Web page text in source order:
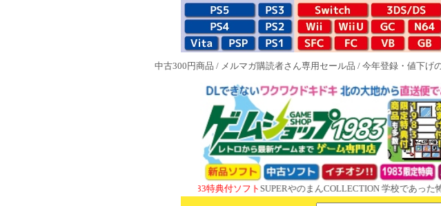
中古300円商品 / メルマガ購読者さん専用セール品 / 今年登録・値下げ
NEW 1983特典付ソフトSUPERやのまんCOLLECTION 学校であった怖い話と